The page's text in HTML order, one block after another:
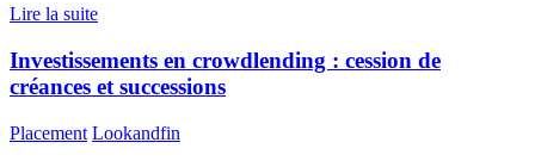
Lire la suite
Investissements en crowdlending : cession de
créances et successions
Placement Lookandfin